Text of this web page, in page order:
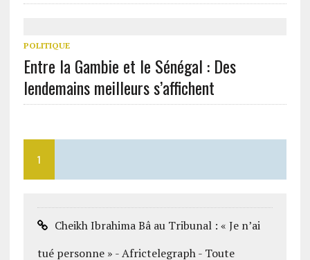
POLITIQUE
Entre la Gambie et le Sénégal : Des
lendemains meilleurs s’affichent
1
Cheikh Ibrahima Bâ au Tribunal : « Je n’ai
tué personne » - Africtelegraph - Toute